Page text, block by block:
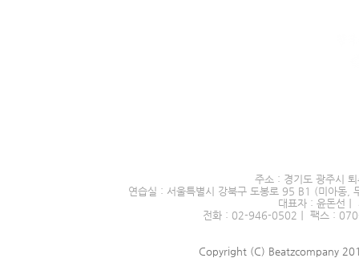
주소 : 경기도 광주시
연습실 : 서울특별시 강북구 도봉로 95 B1 (미아동,
대표자 : 윤돈선
전화 : 02-946-0502｜ 팩스 :
Copyright (C) Beatzcompany